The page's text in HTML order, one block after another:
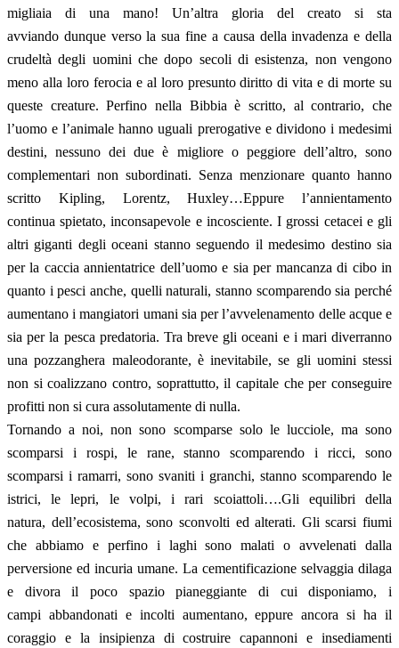
migliaia di una mano! Un’altra gloria del creato si sta
avviando dunque verso la sua fine a causa della invadenza e della
crudeltà degli uomini che dopo secoli di esistenza, non vengono
meno alla loro ferocia e al loro presunto diritto di vita e di morte su
queste creature. Perfino nella Bibbia è scritto, al contrario, che
l’uomo e l’animale hanno uguali prerogative e dividono i medesimi
destini, nessuno dei due è migliore o peggiore dell’altro, sono
complementari non subordinati. Senza menzionare quanto hanno
scritto Kipling, Lorentz, Huxley…Eppure l’annientamento
continua spietato, inconsapevole e incosciente. I grossi cetacei e gli
altri giganti degli oceani stanno seguendo il medesimo destino sia
per la caccia annientatrice dell’uomo e sia per mancanza di cibo in
quanto i pesci anche, quelli naturali, stanno scomparendo sia perché
aumentano i mangiatori umani sia per l’avvelenamento delle acque e
sia per la pesca predatoria. Tra breve gli oceani e i mari diverranno
una pozzanghera maleodorante, è inevitabile, se gli uomini stessi
non si coalizzano contro, soprattutto, il capitale che per conseguire
profitti non si cura assolutamente di nulla.
Tornando a noi, non sono scomparse solo le lucciole, ma sono
scomparsi i rospi, le rane, stanno scomparendo i ricci, sono
scomparsi i ramarri, sono svaniti i granchi, stanno scomparendo le
istrici, le lepri, le volpi, i rari scoiattoli….Gli equilibri della
natura, dell’ecosistema, sono sconvolti ed alterati. Gli scarsi fiumi
che abbiamo e perfino i laghi sono malati o avvelenati dalla
perversione ed incuria umane. La cementificazione selvaggia dilaga
e divora il poco spazio pianeggiante di cui disponiamo, i
campi abbandonati e incolti aumentano, eppure ancora si ha il
coraggio e la insipienza di costruire capannoni e insediamenti